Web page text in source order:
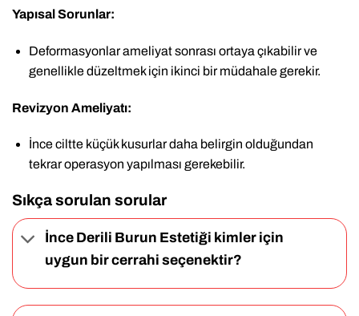
Yapısal Sorunlar:
Deformasyonlar ameliyat sonrası ortaya çıkabilir ve
genellikle düzeltmek için ikinci bir müdahale gerekir.
Revizyon Ameliyatı:
İnce ciltte küçük kusurlar daha belirgin olduğundan
tekrar operasyon yapılması gerekebilir.
Sıkça sorulan sorular
İnce Derili Burun Estetiği kimler için
uygun bir cerrahi seçenektir?